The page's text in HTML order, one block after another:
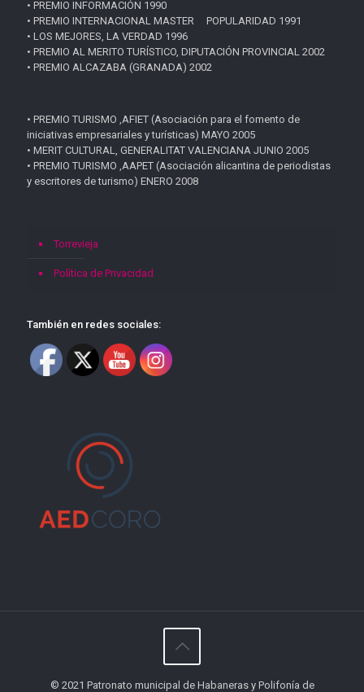
• PREMIO INFORMACIÓN 1990
• PREMIO INTERNACIONAL MASTER POPULARIDAD 1991
• LOS MEJORES, LA VERDAD 1996
• PREMIO AL MERITO TURÍSTICO, DIPUTACIÓN PROVINCIAL 2002
• PREMIO ALCAZABA (GRANADA) 2002
• PREMIO TURISMO ,AFIET (Asociación para el fomento de
iniciativas empresariales y turísticas) MAYO 2005
• MERIT CULTURAL, GENERALITAT VALENCIANA JUNIO 2005
• PREMIO TURISMO ,AAPET (Asociación alicantina de periodistas
y escritores de turismo) ENERO 2008
Torrevieja
Política de Privacidad
También en redes sociales:
© 2021 Patronato municipal de Habaneras y Polifonía de